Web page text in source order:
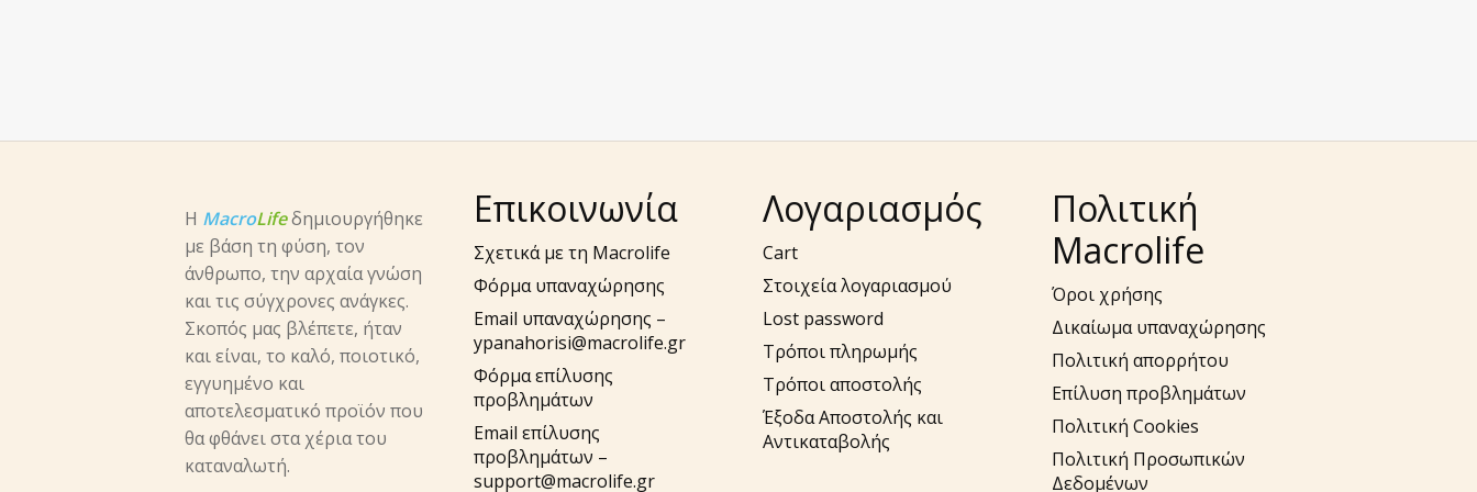
Η MacroLifeδημιουργήθηκε
με βάση τη φύση, τον
άνθρωπο, την αρχαία γνώση
και τις σύγχρονες ανάγκες.
Σκοπός μας βλέπετε, ήταν
και είναι, το καλό, ποιοτικό,
εγγυημένο και
αποτελεσματικό προϊόν που
θα φθάνει στα χέρια του
καταναλωτή.
Επικοινωνία
Σχετικά με τη Macrolife
Φόρμα υπαναχώρησης
Email υπαναχώρησης –
ypanahorisi@macrolife.gr
Φόρμα επίλυσης
προβλημάτων
Email επίλυσης
προβλημάτων –
support@macrolife.gr
Λογαριασμός
Cart
Στοιχεία λογαριασμού
Lost password
Τρόποι πληρωμής
Τρόποι αποστολής
Έξοδα Αποστολής και
Αντικαταβολής
Πολιτική
Macrolife
Όροι χρήσης
Δικαίωμα υπαναχώρησης
Πολιτική απορρήτου
Επίλυση προβλημάτων
Πολιτική Cookies
Πολιτική Προσωπικών
Δεδομένων